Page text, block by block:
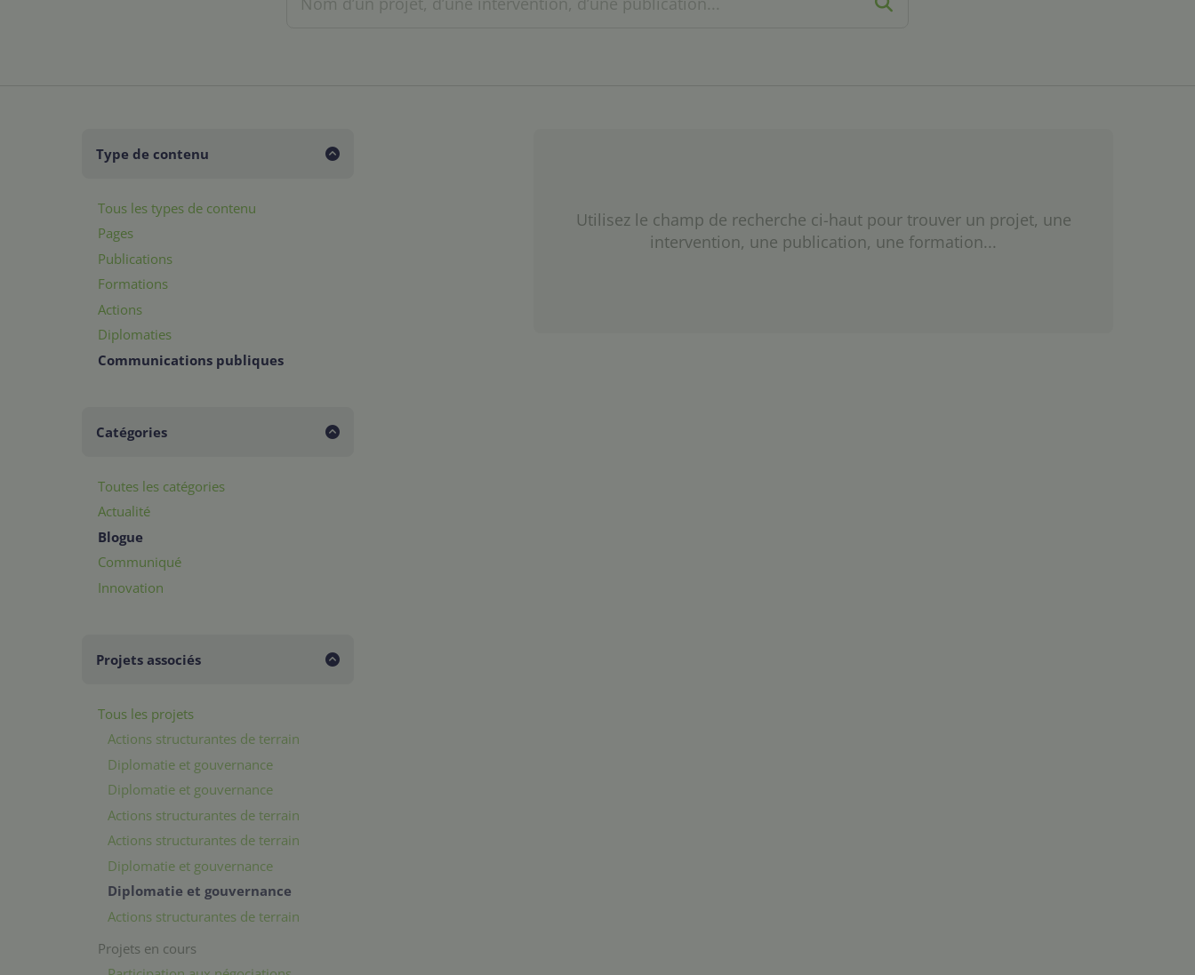
Type de contenu
Tous les types de contenu
Pages
Publications
Formations
Actions
Diplomaties
Communications publiques
Catégories
Toutes les catégories
Actualité
Blogue
Communiqué
Innovation
Projets associés
Tous les projets
Actions structurantes de terrain
Diplomatie et gouvernance
Diplomatie et gouvernance
Actions structurantes de terrain
Actions structurantes de terrain
Diplomatie et gouvernance
Diplomatie et gouvernance
Actions structurantes de terrain
Projets en cours
Utilisez le champ de recherche ci-haut pour trouver un projet, une
intervention, une publication, une formation...